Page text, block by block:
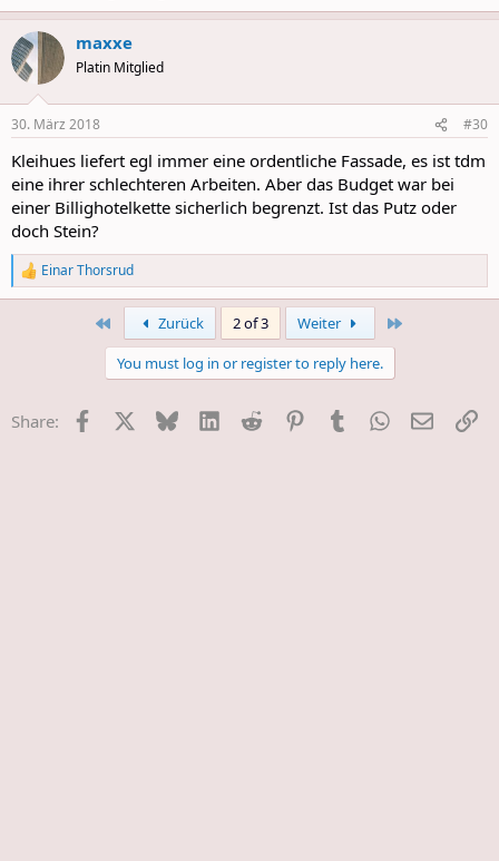
maxxe
Platin Mitglied
30. März 2018 #30
Kleihues liefert egl immer eine ordentliche Fassade, es ist tdm
eine ihrer schlechteren Arbeiten. Aber das Budget war bei
einer Billighotelkette sicherlich begrenzt. Ist das Putz oder
doch Stein?
R
e
s
Einar Thorsrud
Zurück 2 of 3 Weiter
You must log in or register to reply here.
Share: Facebook Bluesky LinkedInReddit PinterestTumblrWhatsApp
E-Mail